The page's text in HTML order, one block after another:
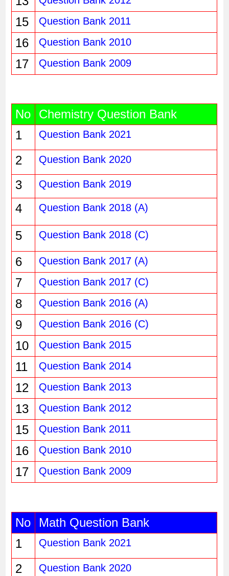
15 Question Bank 2011
16 Question Bank 2010
17 Question Bank 2009
No
Chemistry Question Bank
1
Question Bank 2021
2 Question Bank 2020
3 Question Bank 2019
4 Question Bank 2018 (A)
5 Question Bank 2018 (C)
6 Question Bank 2017 (A)
7 Question Bank 2017 (C)
8 Question Bank 2016 (A)
9 Question Bank 2016 (C)
10 Question Bank 2015
11 Question Bank 2014
12 Question Bank 2013
13 Question Bank 2012
15 Question Bank 2011
16 Question Bank 2010
17 Question Bank 2009
No
Math Question Bank
1
Question Bank 2021
2 Question Bank 2020